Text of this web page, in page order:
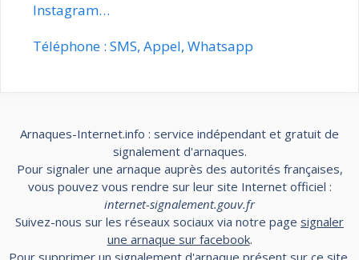
Instagram…
Téléphone : SMS, Appel, Whatsapp
Arnaques-Internet.info : service indépendant et gratuit de
signalement d'arnaques.
Pour signaler une arnaque auprès des autorités françaises,
vous pouvez vous rendre sur leur site Internet officiel :
internet-signalement.gouv.fr
Suivez-nous sur les réseaux sociaux via notre page signaler
une arnaque sur facebook.
Pour supprimer un signalement d'arnaque présent sur ce site,